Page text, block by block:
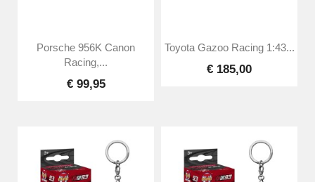
Porsche 956K Canon
Racing,...
€ 99,95
Toyota Gazoo Racing 1:43...
€ 185,00